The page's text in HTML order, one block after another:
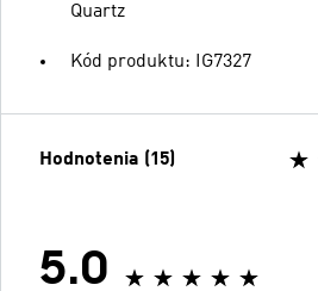
Quartz
Kód produktu: IG7327
Hodnotenia (15)
5.0